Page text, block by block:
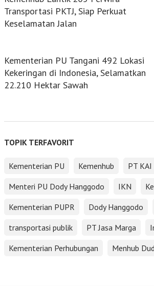
Transportasi PKTJ, Siap Perkuat
Keselamatan Jalan
Kementerian PU Tangani 492 Lokasi
Kekeringan di Indonesia, Selamatkan
22.210 Hektar Sawah
TOPIK TERFAVORIT
Kementerian PU Kemenhub PT KAI
Menteri PU Dody Hanggodo
IKN
Kementerian PUPR
Dody Hanggodo
transportasi publik
PT Jasa Marga
Kementerian Perhubungan
Menhub